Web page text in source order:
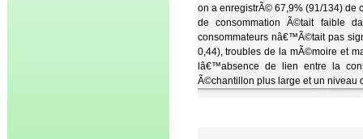
on a enregistrÃ© 67,9% (91/134) de
de consommation Ã©tait faible
consommateurs nâ€™Ã©tait pas
0,44), troubles de la mÃ©moire et
lâ€™absence de lien entre la
Ã©chantillon plus large et un niveau